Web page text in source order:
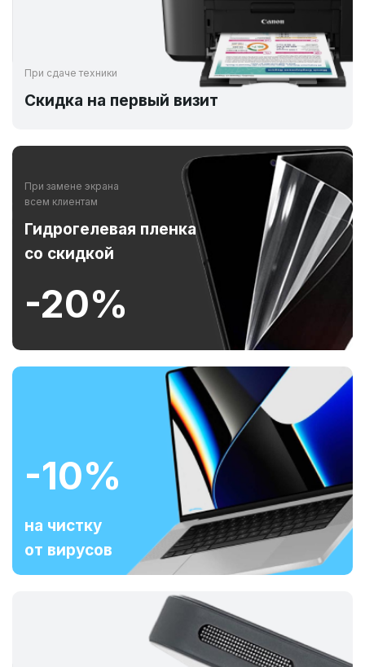
При сдаче техники
Скидка на первый визит
При замене экрана
всем клиентам
Гидрогелевая пленка
со скидкой
-20%
-10%
на чистку
от вирусов